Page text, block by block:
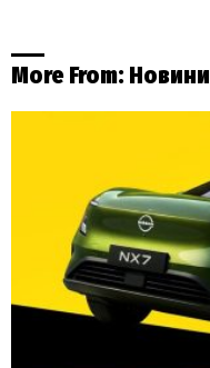
More From: Новини